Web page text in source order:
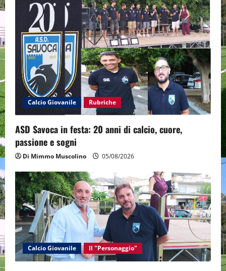
g
a
i
o
n
Calcio Giovanile Rubriche
ASD Savoca in festa: 20 anni di calcio, cuore,
passione e sogni
Di Mimmo Muscolino 05/08/2026
Calcio Giovanile Il "Personaggio"